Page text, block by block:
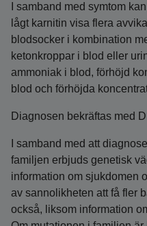
I samband med symtom
lågt karnitin visa flera
blodsocker i kombination
ketonkroppar i blod eller
ammoniak i blod, förhöjd
blod och förhöjda
Diagnosen bekräftas med
I samband med att
familjen erbjuds genetisk
information om sjukdomen
av sannolikheten att få fler
också, liksom information